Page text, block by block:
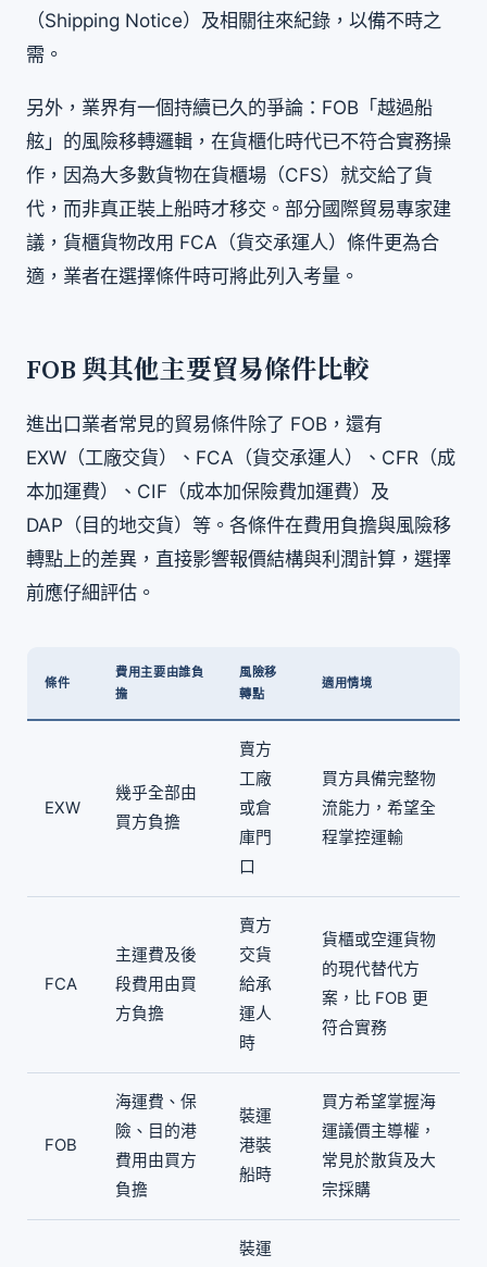
（Shipping Notice）及相關往來紀錄，以備不時之
需。
另外，業界有一個持續已久的爭論：FOB「越過船
舷」的風險移轉邏輯，在貨櫃化時代已不符合實務操
作，因為大多數貨物在貨櫃場（CFS）就交給了貨
代，而非真正裝上船時才移交。部分國際貿易專家建
議，貨櫃貨物改用 FCA（貨交承運人）條件更為合
適，業者在選擇條件時可將此列入考量。
FOB 與其他主要貿易條件比較
進出口業者常見的貿易條件除了 FOB，還有
EXW（工廠交貨）、FCA（貨交承運人）、CFR（成
本加運費）、CIF（成本加保險費加運費）及
DAP（目的地交貨）等。各條件在費用負擔與風險移
轉點上的差異，直接影響報價結構與利潤計算，選擇
前應仔細評估。
條件
費用主要由誰負
擔
風險移
轉點
適用情境
EXW
幾乎全部由
買方負擔
賣方
工廠
或倉
庫門
口
買方具備完整物
流能力，希望全
程掌控運輸
FCA
主運費及後
段費用由買
方負擔
賣方
交貨
給承
運人
時
貨櫃或空運貨物
的現代替代方
案，比 FOB 更
符合實務
FOB
海運費、保
險、目的港
費用由買方
負擔
裝運
港裝
船時
買方希望掌握海
運議價主導權，
常見於散貨及大
宗採購
裝運